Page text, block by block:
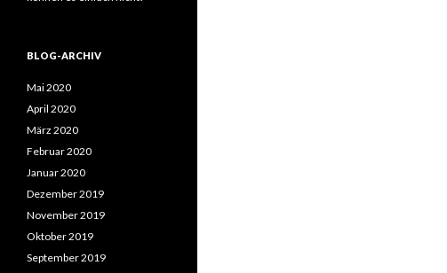
BLOG-ARCHIV
Mai 2020
April 2020
März 2020
Februar 2020
Januar 2020
Dezember 2019
November 2019
Oktober 2019
September 2019